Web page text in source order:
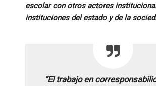
escolar con otros actores
instituciones del estado y de la
“El trabajo en